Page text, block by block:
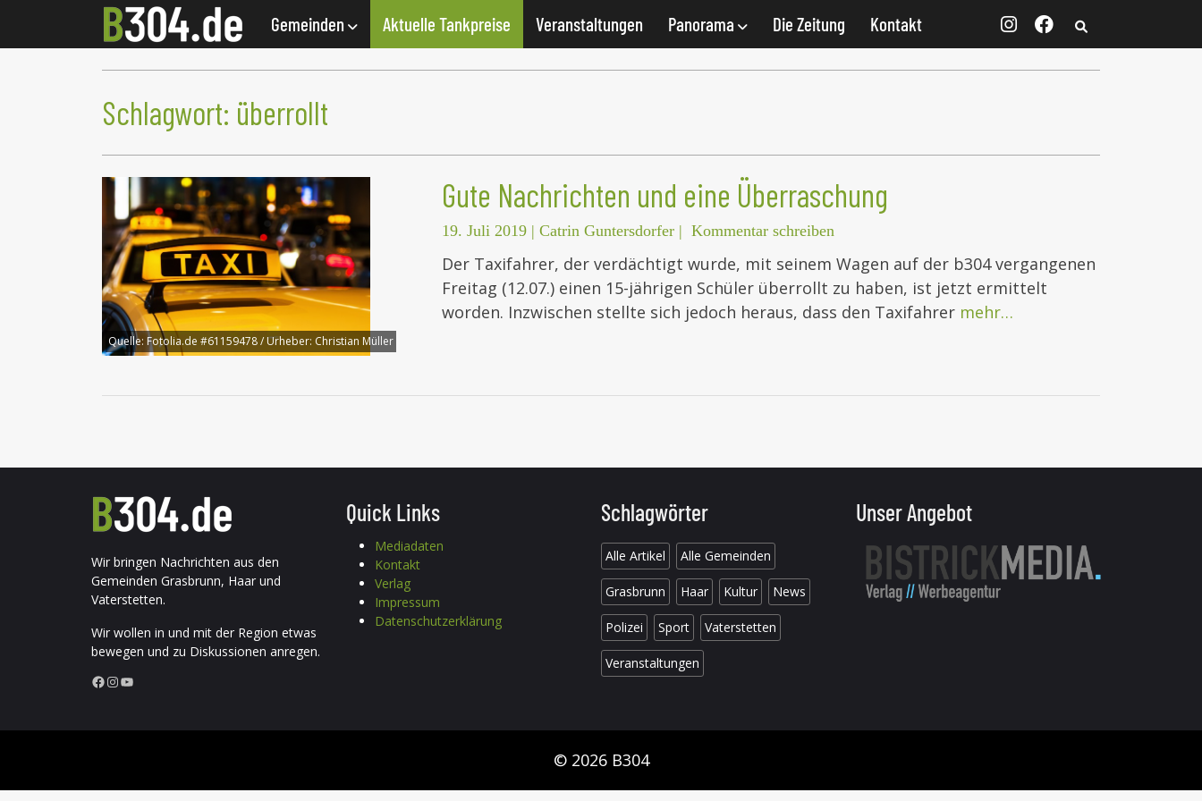
Gemeinden Aktuelle Tankpreise Veranstaltungen Panorama Die Zeitung Kontakt
Schlagwort: überrollt
Quelle: Fotolia.de #61159478 / Urheber: Christian Müller
Gute Nachrichten und eine Überraschung
19. Juli 2019 | Catrin Guntersdorfer | Kommentar schreiben
Der Taxifahrer, der verdächtigt wurde, mit seinem Wagen auf der b304 vergangenen
Freitag (12.07.) einen 15-jährigen Schüler überrollt zu haben, ist jetzt ermittelt
worden. Inzwischen stellte sich jedoch heraus, dass den Taxifahrer mehr…
Wir bringen Nachrichten aus den
Gemeinden Grasbrunn, Haar und
Vaterstetten.
Wir wollen in und mit der Region etwas
bewegen und zu Diskussionen anregen.
Facebook InstagramYouTube
Quick Links
Mediadaten
Kontakt
Verlag
Impressum
Datenschutzerklärung
Schlagwörter
Alle Artikel Alle Gemeinden
Grasbrunn Haar Kultur News
Polizei Sport Vaterstetten
Veranstaltungen
Unser Angebot
© 2026 B304